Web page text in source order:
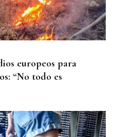
europeos para
“No todo es